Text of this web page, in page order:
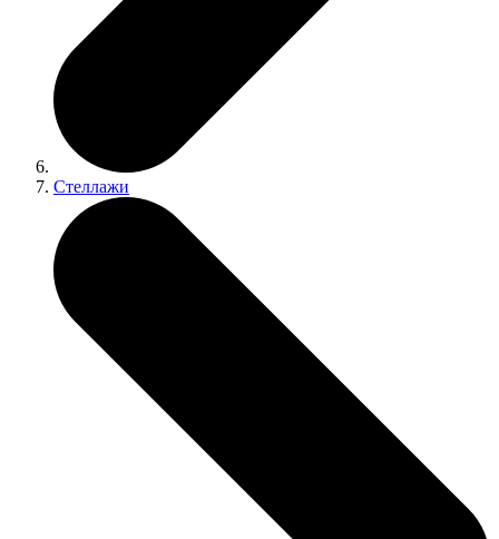
Стеллажи